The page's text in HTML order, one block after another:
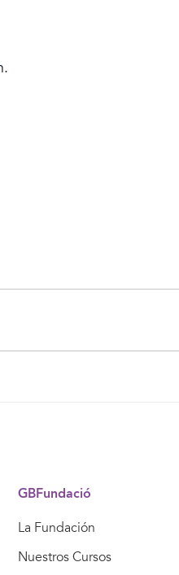
GBFundació
La Fundación
Nuestros Cursos